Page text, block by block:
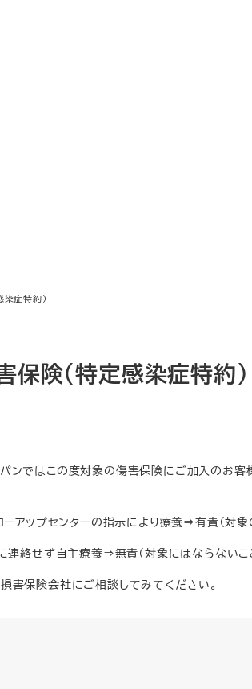
症特約）
険（特定感染症特約）
ンではこの度対象の傷害保険にご加入のお
アップセンターの指示により療養⇒有責（対象
連絡せず自主療養⇒無責（対象にはならないこ
害保険会社にご相談してみてください。